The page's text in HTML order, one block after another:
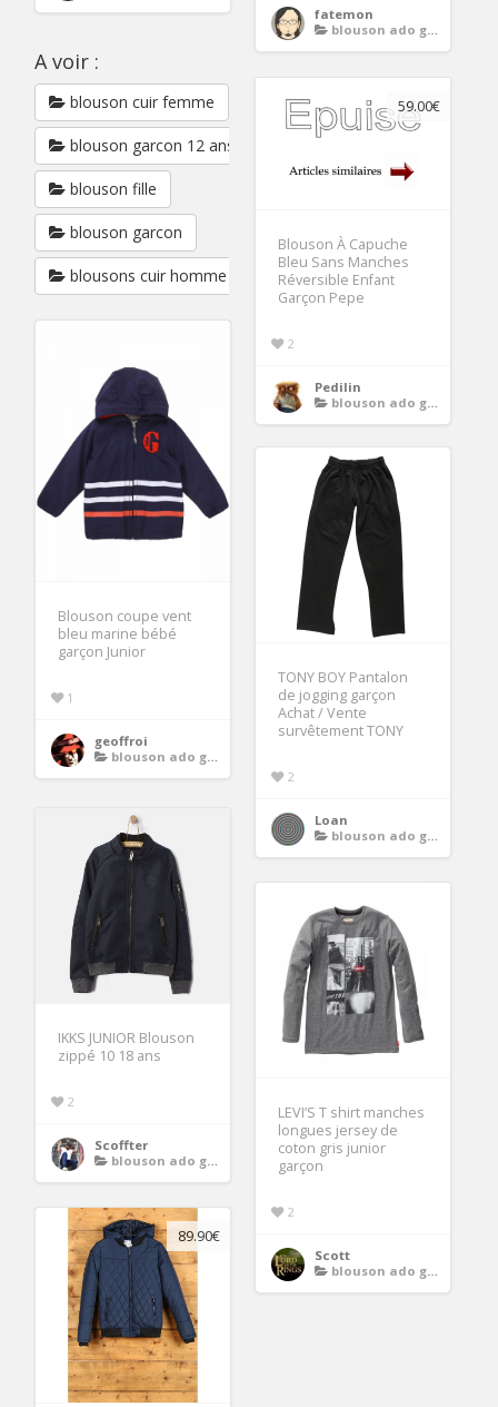
fatemon
blouson ado garcon
A voir :
blouson cuir femme
blouson garcon 12 ans
blouson fille
blouson garcon
blousons cuir homme
59.00€
Blouson À Capuche
Bleu Sans Manches
Réversible Enfant
Garçon Pepe
2
Pedilin
blouson ado garcon
Blouson coupe vent
bleu marine bébé
garçon Junior
1
geoffroi
blouson ado garcon
TONY BOY Pantalon
de jogging garçon
Achat / Vente
survêtement TONY
2
Loan
blouson ado garcon
IKKS JUNIOR Blouson
zippé 10 18 ans
2
Scoffter
blouson ado garcon
LEVI’S T shirt manches
longues jersey de
coton gris junior
garçon
2
Scott
blouson ado garcon
89.90€